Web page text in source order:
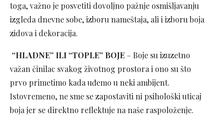
toga, važno je posvetiti dovoljno pažnje osmišljavanju
izgleda dnevne sobe, izboru nameštaja, ali i izboru boja
zidova i dekoracija.
“HLADNE” ILI “TOPLE” BOJE – Boje su izuzetno
važan činilac svakog životnog prostora i ono su što
prvo primetimo kada uđemo u neki ambijent.
Istovremeno, ne sme se zapostaviti ni psihološki uticaj
boja jer se direktno reflektuje na naše raspoloženje.